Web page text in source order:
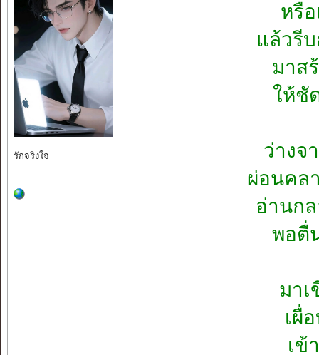
รักจริงใจ
หรื
แล้วรี
มาส
ให้ชั
ว่างจ
ผ่อนคล
อ่านก
พอตื่
มา
เผื่
เข้